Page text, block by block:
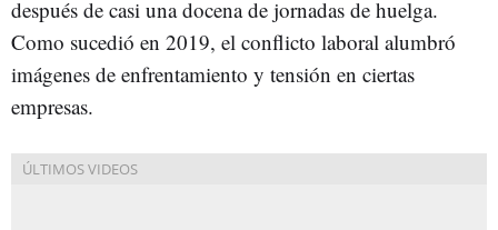
después de casi una docena de jornadas de huelga.
Como sucedió en 2019, el conflicto laboral alumbró
imágenes de enfrentamiento y tensión en ciertas
empresas.